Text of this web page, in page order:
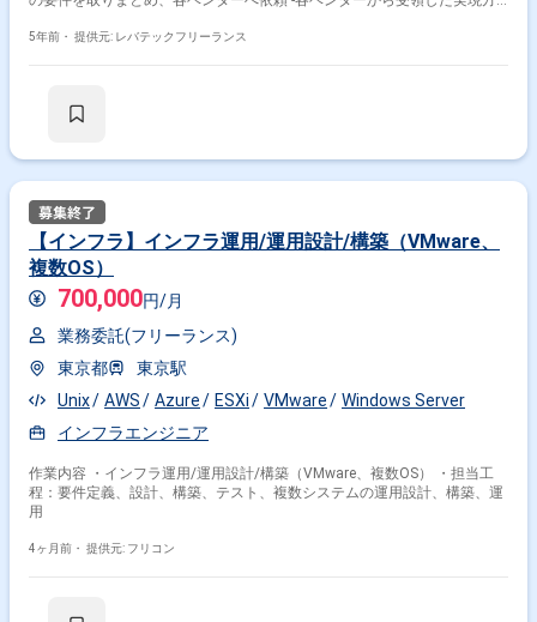
根拠を確認、その設計の妥当性を判断 ・主な流れは、以下の通りです。 -
5年前・ 提供元: レバテックフリーランス
【インフラ】インフラ運用/運用設計/構築（VMware、
複数OS）
700,000円/月
業務委託(フリーランス)
東京都
東京駅
Unix
AWS Azure ESXi VMware
Windows Server
インフラエンジニア
作業内容 ・インフラ運用/運用設計/構築（VMware、複数OS） ・担当工
程：要件定義、設計、構築、テスト、複数システムの運用設計、構築、運
用
4ヶ月前・ 提供元: フリコン